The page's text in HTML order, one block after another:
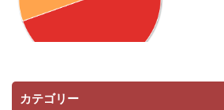
カテゴリー